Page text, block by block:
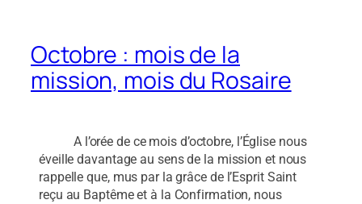
Octobre : mois de la
mission, mois du Rosaire
A l’orée de ce mois d’octobre, l’Église nous
éveille davantage au sens de la mission et nous
rappelle que, mus par la grâce de l’Esprit Saint
reçu au Baptême et à la Confirmation, nous